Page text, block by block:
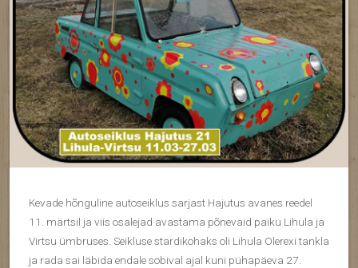
Kevade hõnguline autoseiklus sarjast Hajutus avanes reedel
11. märtsil ja viis osalejad avastama põnevaid paiku Lihula ja
Virtsu ümbruses. Seikluse stardikohaks oli Lihula Olerexi tankla
ja rada sai läbida endale sobival ajal kuni pühapäeva 27.